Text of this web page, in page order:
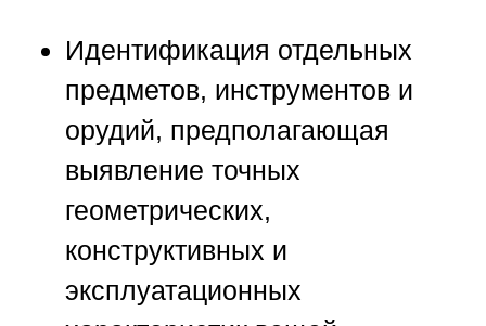
Идентификация отдельных
предметов, инструментов и
орудий, предполагающая
выявление точных
геометрических,
конструктивных и
эксплуатационных